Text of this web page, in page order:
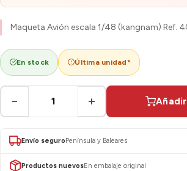
Maqueta Avión escala 1/48 (kangnam) Ref.
En stock Última unidad*
− +
Envío seguroPenínsula y Baleares
Productos nuevosEn embalaje original